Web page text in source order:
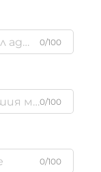
0/100
0/100
0/100